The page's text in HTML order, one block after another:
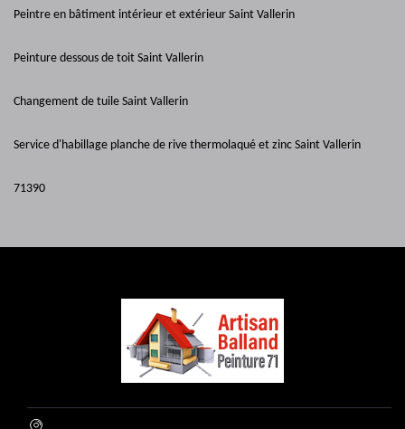
Peintre en bâtiment intérieur et extérieur Saint Vallerin
Peinture dessous de toit Saint Vallerin
Changement de tuile Saint Vallerin
Service d'habillage planche de rive thermolaqué et zinc Saint Vallerin
71390